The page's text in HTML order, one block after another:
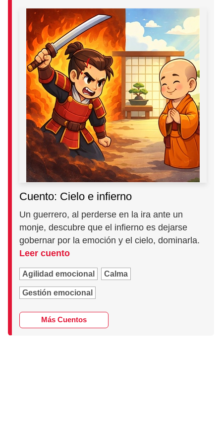
Cuento: Cielo e infierno
Un guerrero, al perderse en la ira ante un
monje, descubre que el infierno es dejarse
gobernar por la emoción y el cielo, dominarla.
Leer cuento
Agilidad emocional Calma
Gestión emocional
Más Cuentos